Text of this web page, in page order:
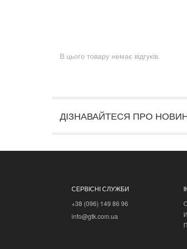
В цього товару немає відгуків.
ДІЗНАВАЙТЕСЯ ПРО
СЕРВІСНІ СЛУЖБИ
+38 (096) 149 86 96
info@gtk.com.ua